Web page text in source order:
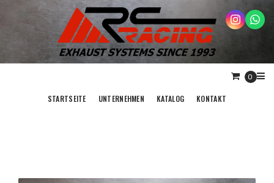
0
STARTSEITE UNTERNEHMEN KATALOG KONTAKT